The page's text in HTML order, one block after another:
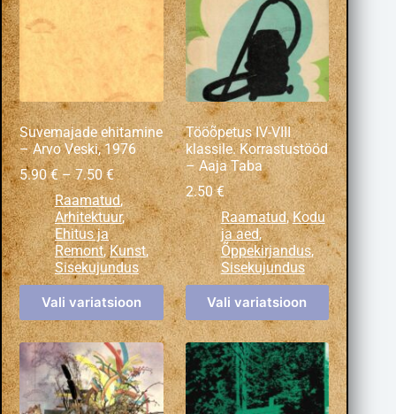
Suvemajade ehitamine
– Arvo Veski, 1976
5.90€ – 7.50€
Raamatud,
Arhitektuur,
Ehitus ja
Remont,Kunst,
Sisekujundus
Vali variatsioon
Tööõpetus IV-VIII
klassile. Korrastustööd
– Aaja Taba
2.50€
Raamatud,Kodu
ja aed,
Õppekirjandus,
Sisekujundus
Vali variatsioon